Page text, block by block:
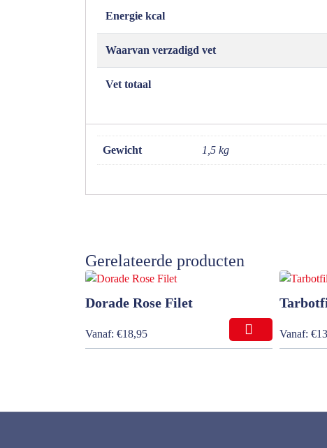
Energie kcal
Waarvan verzadigd vet
Vet totaal
Gewicht 1,5 kg
Gerelateerde producten
Dorade Rose Filet
Vanaf: €18,95 Vanaf: €